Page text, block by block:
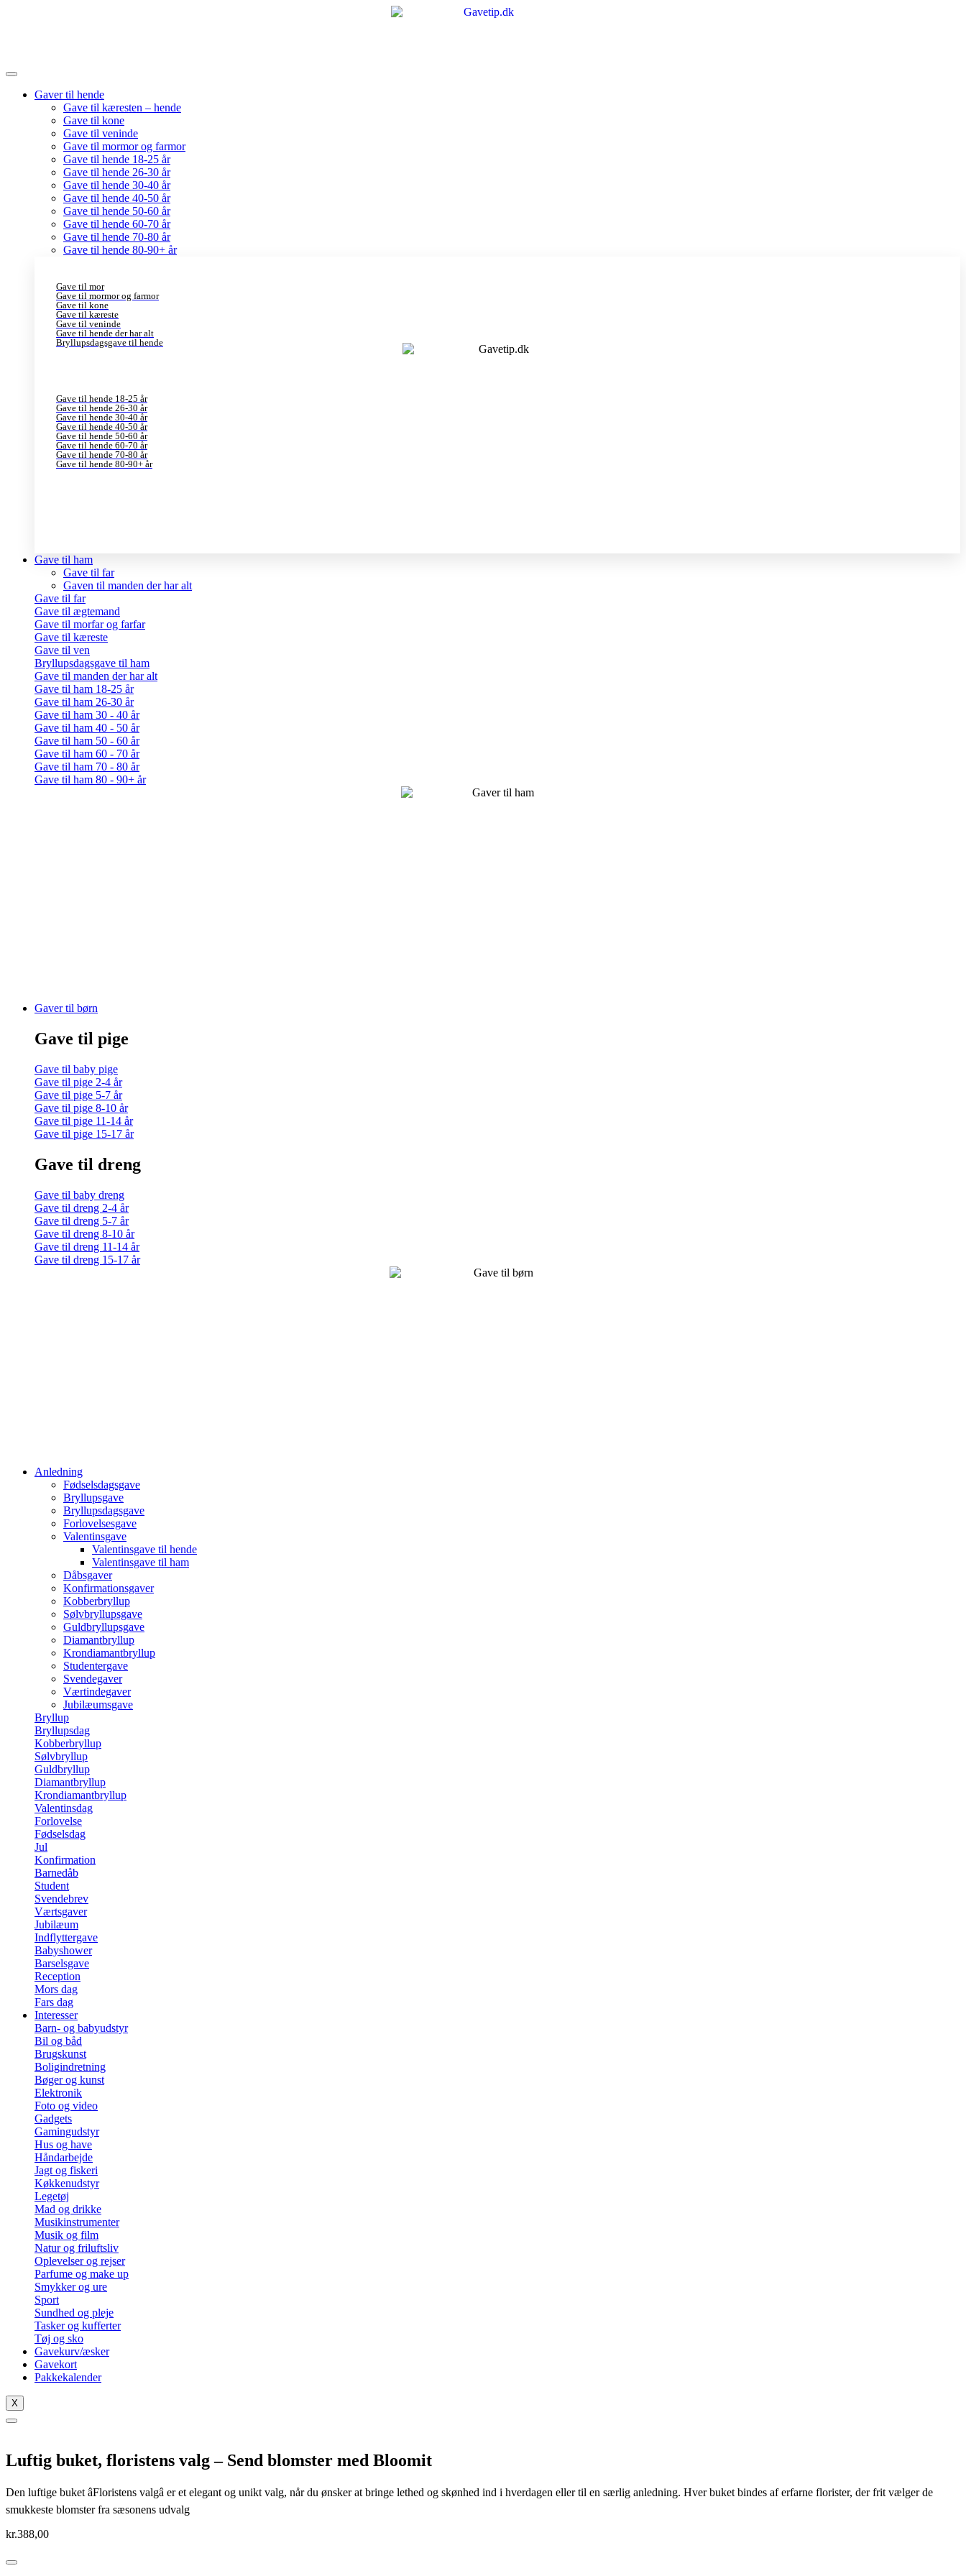
Gaver til hende
Gave til kæresten – hende
Gave til kone
Gave til veninde
Gave til mormor og farmor
Gave til hende 18-25 år
Gave til hende 26-30 år
Gave til hende 30-40 år
Gave til hende 40-50 år
Gave til hende 50-60 år
Gave til hende 60-70 år
Gave til hende 70-80 år
Gave til hende 80-90+ år
Gave til mor
Gave til mormor og farmor
Gave til kone
Gave til kæreste
Gave til veninde
Gave til hende der har alt
Bryllupsdagsgave til hende
Gave til hende 18-25 år
Gave til hende 26-30 år
Gave til hende 30-40 år
Gave til hende 40-50 år
Gave til hende 50-60 år
Gave til hende 60-70 år
Gave til hende 70-80 år
Gave til hende 80-90+ år
Gave til ham
Gave til far
Gaven til manden der har alt
Gave til far
Gave til ægtemand
Gave til morfar og farfar
Gave til kæreste
Gave til ven
Bryllupsdagsgave til ham
Gave til manden der har alt
Gave til ham 18-25 år
Gave til ham 26-30 år
Gave til ham 30 - 40 år
Gave til ham 40 - 50 år
Gave til ham 50 - 60 år
Gave til ham 60 - 70 år
Gave til ham 70 - 80 år
Gave til ham 80 - 90+ år
Gaver til børn
Gave til pige
Gave til baby pige
Gave til pige 2-4 år
Gave til pige 5-7 år
Gave til pige 8-10 år
Gave til pige 11-14 år
Gave til pige 15-17 år
Gave til dreng
Gave til baby dreng
Gave til dreng 2-4 år
Gave til dreng 5-7 år
Gave til dreng 8-10 år
Gave til dreng 11-14 år
Gave til dreng 15-17 år
Anledning
Fødselsdagsgave
Bryllupsgave
Bryllupsdagsgave
Forlovelsesgave
Valentinsgave
Valentinsgave til hende
Valentinsgave til ham
Dåbsgaver
Konfirmationsgaver
Kobberbryllup
Sølvbryllupsgave
Guldbryllupsgave
Diamantbryllup
Krondiamantbryllup
Studentergave
Svendegaver
Værtindegaver
Jubilæumsgave
Bryllup
Bryllupsdag
Kobberbryllup
Sølvbryllup
Guldbryllup
Diamantbryllup
Krondiamantbryllup
Valentinsdag
Forlovelse
Fødselsdag
Jul
Konfirmation
Barnedåb
Student
Svendebrev
Værtsgaver
Jubilæum
Indflyttergave
Babyshower
Barselsgave
Reception
Mors dag
Fars dag
Interesser
Barn- og babyudstyr
Bil og båd
Brugskunst
Boligindretning
Bøger og kunst
Elektronik
Foto og video
Gadgets
Gamingudstyr
Hus og have
Håndarbejde
Jagt og fiskeri
Køkkenudstyr
Legetøj
Mad og drikke
Musikinstrumenter
Musik og film
Natur og friluftsliv
Oplevelser og rejser
Parfume og make up
Smykker og ure
Sport
Sundhed og pleje
Tasker og kufferter
Tøj og sko
Gavekurv/æsker
Gavekort
Pakkekalender
X
Luftig buket, floristens valg – Send blomster med Bloomit
Den luftige buket âFloristens valgâ er et elegant og unikt valg, når du ønsker at bringe lethed og skønhed ind i hverdagen eller til en særlig anledning. Hver buket bindes af erfarne florister, der frit vælger de
smukkeste blomster fra sæsonens udvalg
kr.388,00